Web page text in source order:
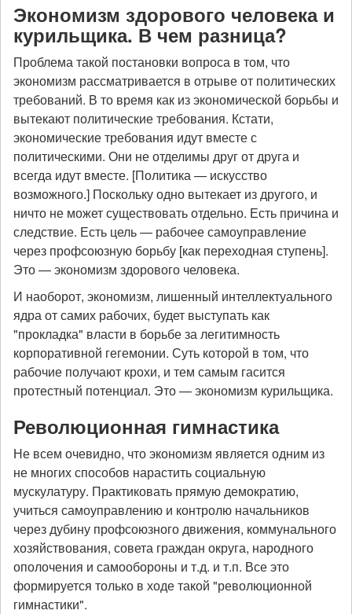
Экономизм здорового человека и
курильщика. В чем разница?
Проблема такой постановки вопроса в том, что
экономизм рассматривается в отрыве от политических
требований. В то время как из экономической борьбы и
вытекают политические требования. Кстати,
экономические требования идут вместе с
политическими. Они не отделимы друг от друга и
всегда идут вместе. [Политика — искусство
возможного.] Поскольку одно вытекает из другого, и
ничто не может существовать отдельно. Есть причина и
следствие. Есть цель — рабочее самоуправление
через профсоюзную борьбу [как переходная ступень].
Это — экономизм здорового человека.
И наоборот, экономизм, лишенный интеллектуального
ядра от самих рабочих, будет выступать как
"прокладка" власти в борьбе за легитимность
корпоративной гегемонии. Суть которой в том, что
рабочие получают крохи, и тем самым гасится
протестный потенциал. Это — экономизм курильщика.
Революционная гимнастика
Не всем очевидно, что экономизм является одним из
не многих способов нарастить социальную
мускулатуру. Практиковать прямую демократию,
учиться самоуправлению и контролю начальников
через дубину профсоюзного движения, коммунального
хозяйствования, совета граждан округа, народного
ополочения и самообороны и т.д. и т.п. Все это
формируется только в ходе такой "революционной
гимнастики".